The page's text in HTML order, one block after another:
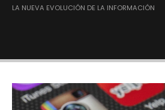
LA NUEVA EVOLUCIÓN DE LA INFORMACIÓN